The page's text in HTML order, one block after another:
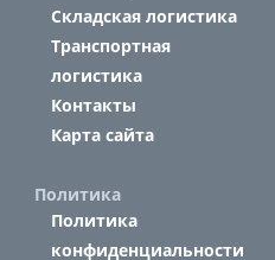
Складская логистика
Транспортная
логистика
Контакты
Карта сайта
Политика
Политика
конфиденциальности